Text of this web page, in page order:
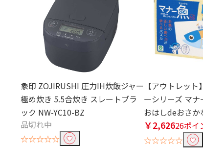
象印 ZOJIRUSHI 圧力IH炊飯ジャー
極め炊き 5.5合炊き スレートブラ
ック NW-YC10-BZ
品切れ中
☆☆☆☆☆
【アウトレッ
ーシリーズ マ
おはしdeおさか
￥2,62626ポイ
☆☆☆☆☆